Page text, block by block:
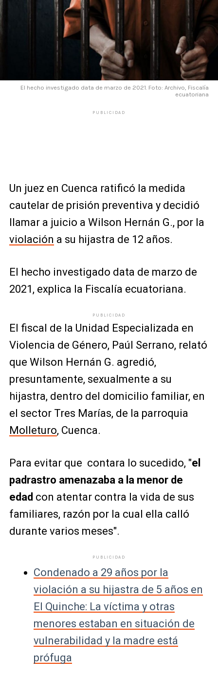
El hecho investigado data de marzo de 2021. Foto: Archivo, Fiscalía
ecuatoriana
PUBLICIDAD
Un juez en Cuenca ratificó la medida
cautelar de prisión preventiva y decidió
llamar a juicio a Wilson Hernán G., por la
violación a su hijastra de 12 años.
El hecho investigado data de marzo de
2021, explica la Fiscalía ecuatoriana.
PUBLICIDAD
El fiscal de la Unidad Especializada en
Violencia de Género, Paúl Serrano, relató
que Wilson Hernán G. agredió,
presuntamente, sexualmente a su
hijastra, dentro del domicilio familiar, en
el sector Tres Marías, de la parroquia
Molleturo, Cuenca.
Para evitar que contara lo sucedido, "el
padrastro amenazaba a la menor de
edad con atentar contra la vida de sus
familiares, razón por la cual ella calló
durante varios meses".
PUBLICIDAD
Condenado a 29 años por la
violación a su hijastra de 5 años en
El Quinche: La víctima y otras
menores estaban en situación de
vulnerabilidad y la madre está
prófuga